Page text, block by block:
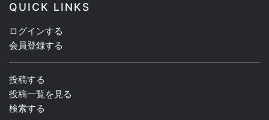
QUICK LINKS
ログインする
会員登録する
投稿する
投稿一覧を見る
検索する